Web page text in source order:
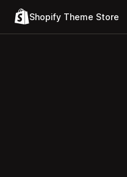
Shopify Theme Store